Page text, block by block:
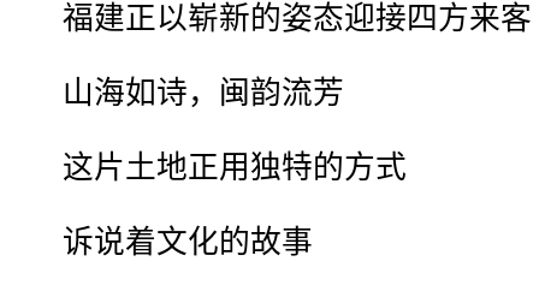
福建正以崭新的姿态迎接四方来客
山海如诗，闽韵流芳
这片土地正用独特的方式
诉说着文化的故事